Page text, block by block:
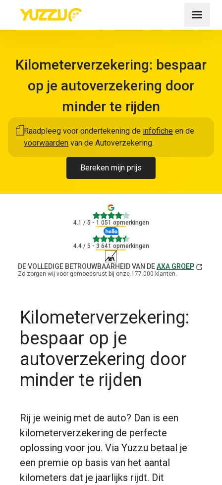
Kilometerverzekering: bespaar
op je autoverzekering door
minder te rijden
Raadpleeg voor ondertekening de infofiche en de
voorwaarden van de Autoverzekering.
Bereken mijn prijs
4.1
4.1 / 5 - 1 051 opmerkingen
4.4
4.4 / 5 - 3 641 opmerkingen
DE VOLLEDIGE BETROUWBAARHEID VAN DEAXA GROEP
Zo zorgen wij voor gemoedsrust bij onze 177.000 klanten.
Kilometerverzekering:
bespaar op je
autoverzekering door
minder te rijden
Rij je weinig met de auto? Dan is een
kilometerverzekering de perfecte
oplossing voor jou. Via Yuzzu betaal je
een premie op basis van het aantal
kilometers dat je jaarlijks rijdt. Dit